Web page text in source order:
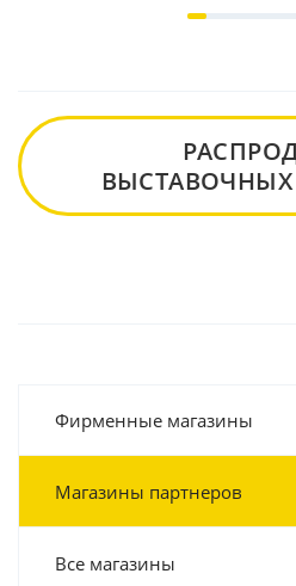
Фирменные магазины
Магазины партнеров
Все магазины